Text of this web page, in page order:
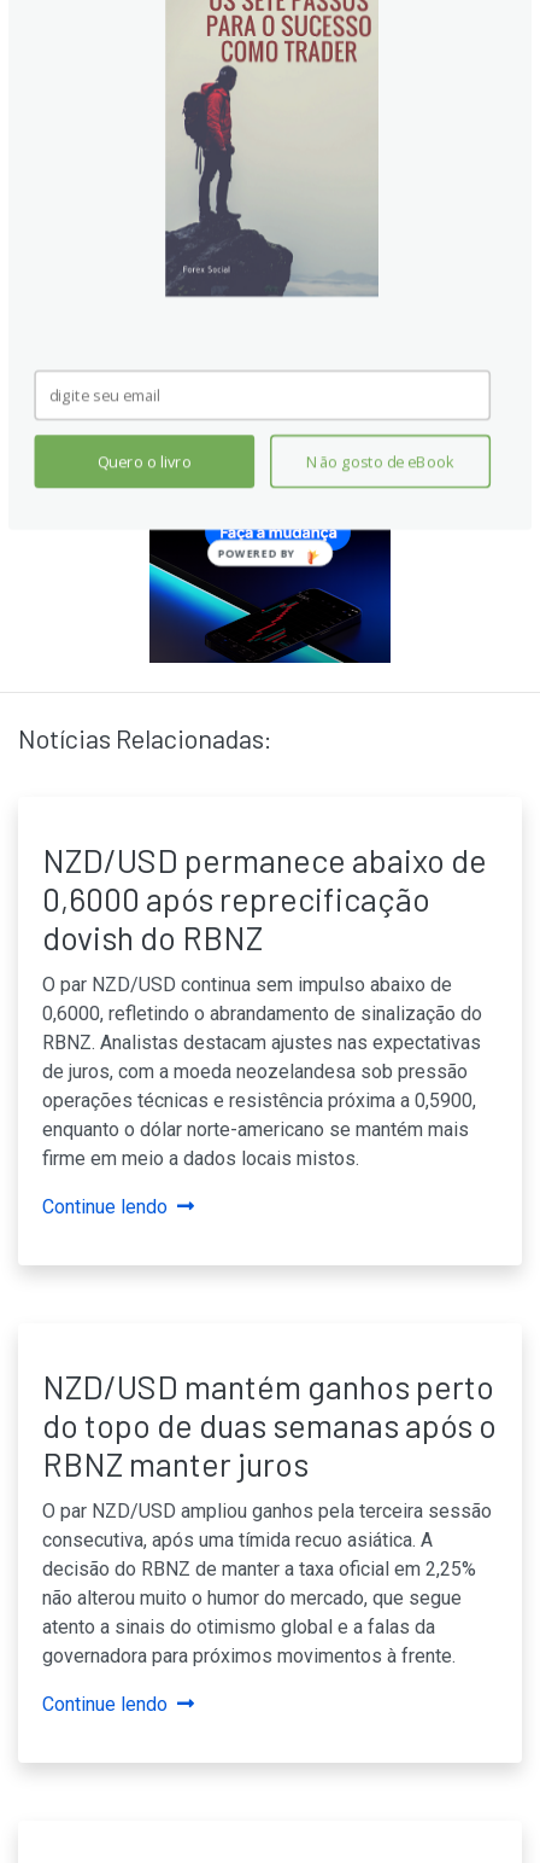
impulsionar a atividade econômica. O QE geralmente resulta
em um Dólar Neozelandês (NZD) mais fraco. O QE é um
último recurso quando simplesmente reduzir as taxas de
juros não é suficiente para atingir os objetivos do banco
central. O RBNZ o utilizou durante a pandemia de Covid-19.
Notícias Relacionadas:
NZD/USD permanece abaixo de
0,6000 após reprecificação
dovish do RBNZ
O par NZD/USD continua sem impulso abaixo de
0,6000, refletindo o abrandamento de sinalização do
RBNZ. Analistas destacam ajustes nas expectativas
de juros, com a moeda neozelandesa sob pressão
operações técnicas e resistência próxima a 0,5900,
enquanto o dólar norte-americano se mantém mais
firme em meio a dados locais mistos.
Continue lendo
NZD/USD mantém ganhos perto
do topo de duas semanas após o
RBNZ manter juros
O par NZD/USD ampliou ganhos pela terceira sessão
consecutiva, após uma tímida recuo asiática. A
decisão do RBNZ de manter a taxa oficial em 2,25%
não alterou muito o humor do mercado, que segue
atento a sinais do otimismo global e a falas da
governadora para próximos movimentos à frente.
Continue lendo
Quero o livro Não gosto de eBook
POWERED